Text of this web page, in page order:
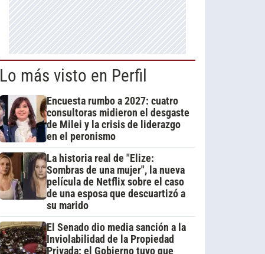
Lo más visto en Perfil
Encuesta rumbo a 2027: cuatro
consultoras midieron el desgaste
de Milei y la crisis de liderazgo
en el peronismo
La historia real de "Elize:
Sombras de una mujer", la nueva
película de Netflix sobre el caso
de una esposa que descuartizó a
su marido
El Senado dio media sanción a la
Inviolabilidad de la Propiedad
Privada: el Gobierno tuvo que